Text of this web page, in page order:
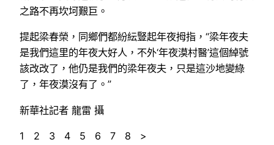
之路不再坎坷艱巨。
提起梁春榮，同鄉們都紛紜豎起年夜拇指，“梁年夜夫
是我們這里的年夜大好人，不外‘年夜漠村醫’這個綽號
該改改了，他仍是我們的梁年夜夫，只是這沙地變綠
了，年夜漠沒有了。”
新華社記者 龍雷 攝
1 2 3 4 5 6 7 8 >